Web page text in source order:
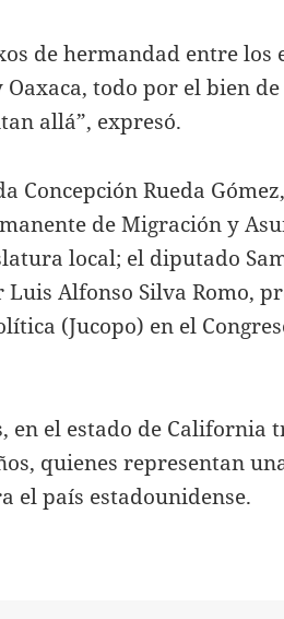
de hermandad entre los
todo por el bien de
allá”, expresó.
Concepción Rueda
de Migración y
local; el diputado
Alfonso Silva Romo,
(Jucopo) en el
en el estado de California
quienes representan
el país estadounidense.